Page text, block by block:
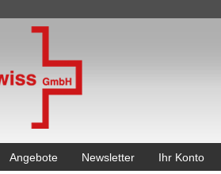
Angebote Newsletter Ihr Konto